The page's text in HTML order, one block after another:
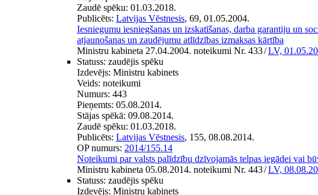
Zaudē spēku: 01.03.2018.
Publicēts: Latvijas Vēstnesis, 69, 01.05.2004.
Iesniegumu iesniegšanas un izskatīšanas, darba garantiju un
atjaunošanas un zaudējumu atlīdzības izmaksas kārtība
Ministru kabineta 27.04.2004. noteikumi Nr. 433/LV,
Statuss: zaudējis spēku
Izdevējs: Ministru kabinets
Veids: noteikumi
Numurs: 443
Pieņemts: 05.08.2014.
Stājas spēkā: 09.08.2014.
Zaudē spēku: 01.03.2018.
Publicēts: Latvijas Vēstnesis, 155, 08.08.2014.
OP numurs: 2014/155.14
Noteikumi par valsts palīdzību dzīvojamās telpas iegādei vai
Ministru kabineta 05.08.2014. noteikumi Nr. 443/LV,
Statuss: zaudējis spēku
Izdevējs: Ministru kabinets